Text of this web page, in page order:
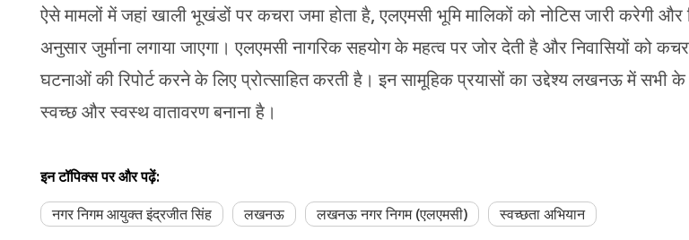
ऐसे मामलों में जहां खाली भूखंडों पर कचरा जमा होता है, एलएमसी भूमि मालिकों को नोटिस जारी करेगी और
अनुसार जुर्माना लगाया जाएगा। एलएमसी नागरिक सहयोग के महत्व पर जोर देती है और निवासियों को
घटनाओं की रिपोर्ट करने के लिए प्रोत्साहित करती है। इन सामूहिक प्रयासों का उद्देश्य लखनऊ में सभी
स्वच्छ और स्वस्थ वातावरण बनाना है।
इन टॉपिक्स पर और पढ़ें:
नगर निगम आयुक्त इंद्रजीत सिंह
लखनऊ लखनऊ नगर निगम (एलएमसी) स्वच्छता अभियान